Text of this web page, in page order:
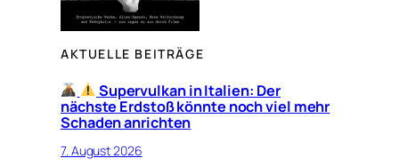
AKTUELLE BEITRÄGE
Supervulkan in Italien: Der
nächste Erdstoß könnte noch viel mehr
Schaden anrichten
7. August 2026